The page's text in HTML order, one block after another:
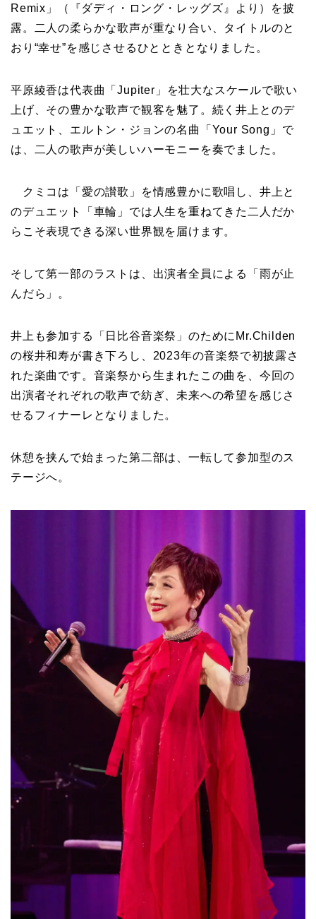
Remix」（『ダディ・ロング・レッグズ』より）を披
露。二人の柔らかな歌声が重なり合い、タイトルのと
おり“幸せ”を感じさせるひとときとなりました。
平原綾香は代表曲「Jupiter」を壮大なスケールで歌い
上げ、その豊かな歌声で観客を魅了。続く井上とのデ
ュエット、エルトン・ジョンの名曲「Your Song」で
は、二人の歌声が美しいハーモニーを奏でました。
クミコは「愛の讃歌」を情感豊かに歌唱し、井上と
のデュエット「車輪」では人生を重ねてきた二人だか
らこそ表現できる深い世界観を届けます。
そして第一部のラストは、出演者全員による「雨が止
んだら」。
井上も参加する「日比谷音楽祭」のためにMr.Childen
の桜井和寿が書き下ろし、2023年の音楽祭で初披露さ
れた楽曲です。音楽祭から生まれたこの曲を、今回の
出演者それぞれの歌声で紡ぎ、未来への希望を感じさ
せるフィナーレとなりました。
休憩を挟んで始まった第二部は、一転して参加型のス
テージへ。